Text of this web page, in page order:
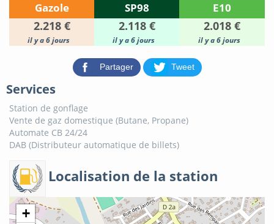
Gazole SP98 E10
2.218 € 2.118 € 2.018 €
il y a 6 jours il y a 6 jours il y a 6 jours
Partager Tweet
Services
Station de gonflage
Vente de gaz domestique (Butane, Propane)
Automate CB 24/24
DAB (Distributeur automatique de billets)
Localisation de la station
+